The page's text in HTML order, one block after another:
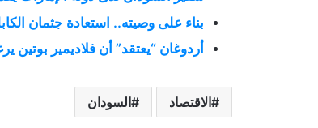
بناء على وصيته.. استعادة جثمان
أردوغان “يعتقد” أن فلاديمير
الاقتصاد السودان